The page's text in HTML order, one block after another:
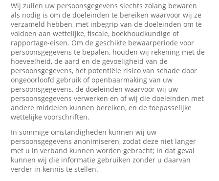
Wij zullen uw persoonsgegevens slechts zolang bewaren
als nodig is om de doeleinden te bereiken waarvoor wij ze
verzameld hebben, met inbegrip van de doeleinden om te
voldoen aan wettelijke, fiscale, boekhoudkundige of
rapportage-eisen. Om de geschikte bewaarperiode voor
persoonsgegevens te bepalen, houden wij rekening met de
hoeveelheid, de aard en de gevoeligheid van de
persoonsgegevens, het potentiële risico van schade door
ongeoorloofd gebruik of openbaarmaking van uw
persoonsgegevens, de doeleinden waarvoor wij uw
persoonsgegevens verwerken en of wij die doeleinden met
andere middelen kunnen bereiken, en de toepasselijke
wettelijke voorschriften.
In sommige omstandigheden kunnen wij uw
persoonsgegevens anonimiseren, zodat deze niet langer
met u in verband kunnen worden gebracht; in dat geval
kunnen wij die informatie gebruiken zonder u daarvan
verder in kennis te stellen.